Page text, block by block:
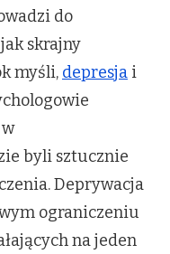
do
skrajny
myśli, depresja i
byli sztucznie
Deprywacja
ograniczeniu
na jeden